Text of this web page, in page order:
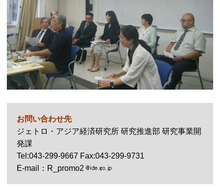
お問い合わせ先
ジェトロ・アジア経済研究所 研究推進部 研究事業開
発課
Tel :043-299-9667 Fax:043-299-9731
E-mail
：R_promo2